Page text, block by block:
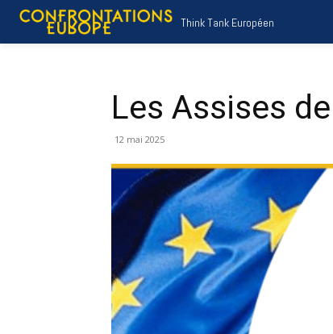
Think Tank Européen
Les Assises
12 mai 2025